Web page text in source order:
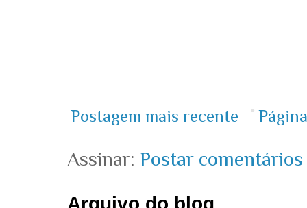
Postagem mais recente
Assinar:Postar